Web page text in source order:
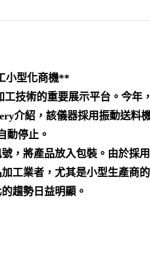
小型化商機**
技術的重要展示平台。今
介紹，該儀器採用振動送料
動停止。
，將產品放入包裝。由於採
工業者，尤其是小型生產商
趨勢日益明顯。